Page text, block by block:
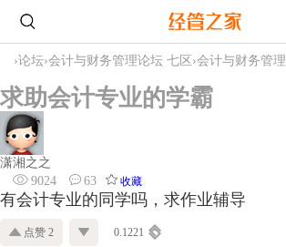
›论坛›会计与财务管理论坛 七区 ›会计与财务管理
求助会计专业的学霸
潇湘之之
9024
63 收藏
有会计专业的同学吗，求作业辅导
点赞 2 0.1221